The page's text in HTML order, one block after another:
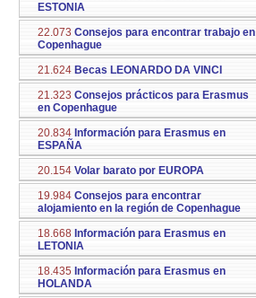
ESTONIA
22.073 Consejos para encontrar trabajo en
Copenhague
21.624 Becas LEONARDO DA VINCI
21.323 Consejos prácticos para Erasmus
en Copenhague
20.834 Información para Erasmus en
ESPAÑA
20.154 Volar barato por EUROPA
19.984 Consejos para encontrar
alojamiento en la región de Copenhague
18.668 Información para Erasmus en
LETONIA
18.435 Información para Erasmus en
HOLANDA